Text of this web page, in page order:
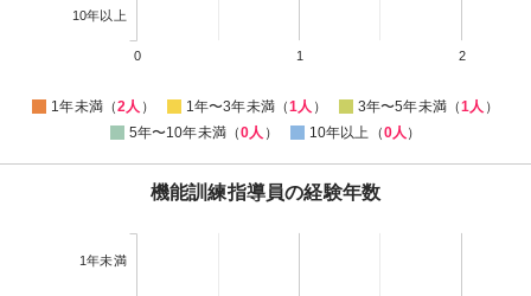
10年以上
0 1 2
1年未満（2人 ） 1年〜3年未満（1人 ） 3年〜5年未満（1人 ）
5年〜10年未満（0人 ） 10年以上（0人 ）
機能訓練指導員の経験年数
1年未満